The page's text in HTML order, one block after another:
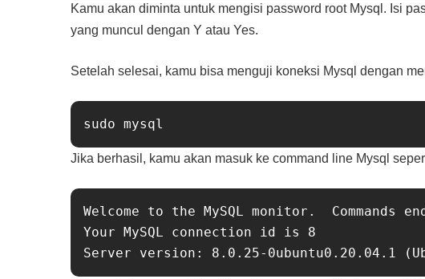
Kamu akan diminta untuk mengisi password root Mysql. Isi
yang muncul dengan Y atau Yes.
Setelah selesai, kamu bisa menguji koneksi Mysql dengan
Jika berhasil, kamu akan masuk ke command line Mysql
Welcome to the MySQL monitor.  Commands
Your MySQL connection id is 8